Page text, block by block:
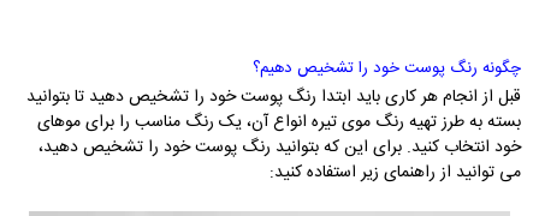
چگونه رنگ پوست خود را تشخیص دهیم؟
قبل از انجام هر کاری باید ابتدا رنگ پوست خود را تشخیص دهید تا بتوانید
بسته به طرز تهیه رنگ موی تیره انواع آن، یک رنگ مناسب را برای موهای
خود انتخاب کنید. برای این که بتوانید رنگ پوست خود را تشخیص دهید،
می توانید از راهنمای زیر استفاده کنید: